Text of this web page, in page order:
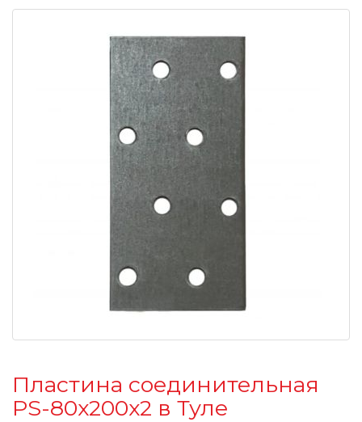
Пластина соединительная
PS-80х200х2 в Туле